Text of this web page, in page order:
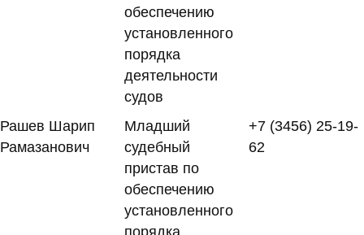
обеспечению
установленного
порядка
деятельности
судов
Рашев Шарип
Рамазанович
Младший
судебный
пристав по
обеспечению
установленного
+7 (3456) 25-19-
62